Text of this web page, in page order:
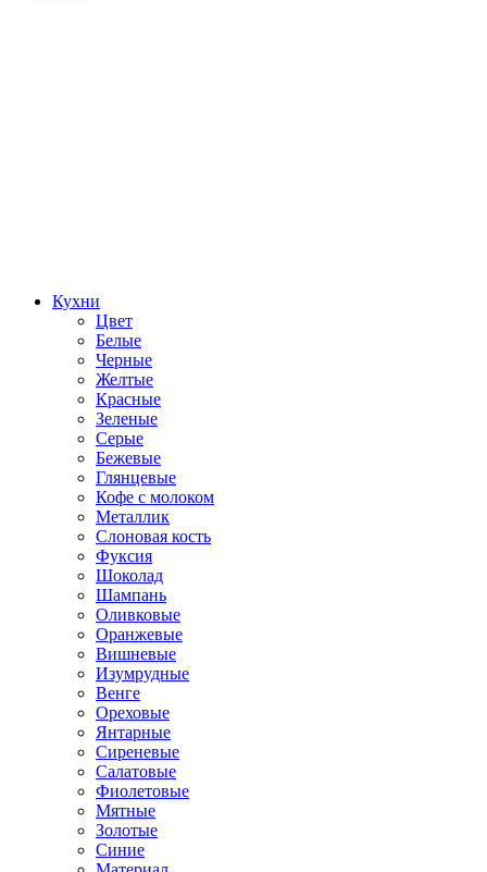
Кухни
Цвет
Белые
Черные
Желтые
Красные
Зеленые
Серые
Бежевые
Глянцевые
Кофе с молоком
Металлик
Слоновая кость
Фуксия
Шоколад
Шампань
Оливковые
Оранжевые
Вишневые
Изумрудные
Венге
Ореховые
Янтарные
Сиреневые
Салатовые
Фиолетовые
Мятные
Золотые
Синие